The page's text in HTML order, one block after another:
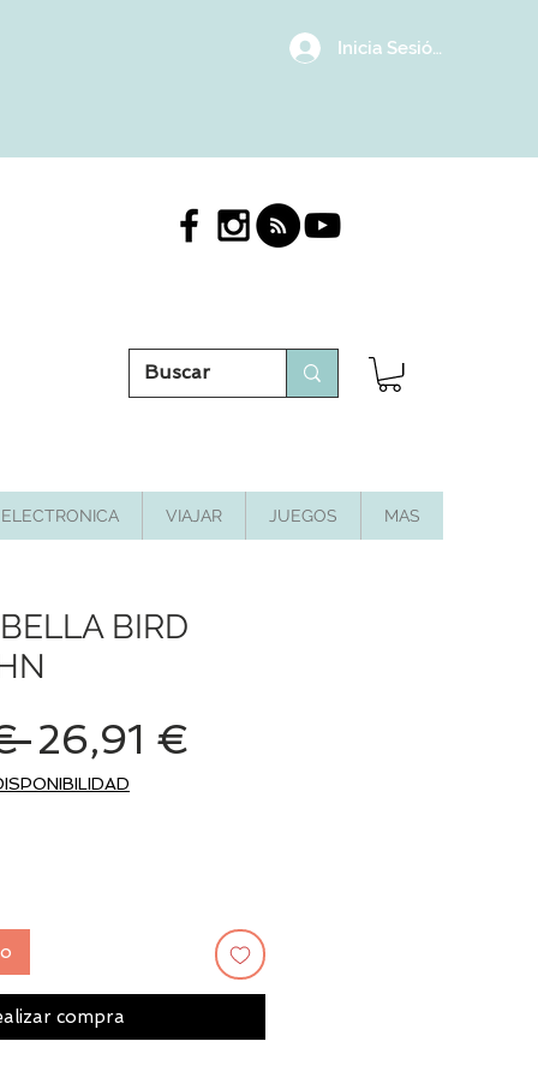
Inicia Sesión/
ELECTRONICA VIAJAR JUEGOS MAS
BIRD
Precio
26,91 €
compra